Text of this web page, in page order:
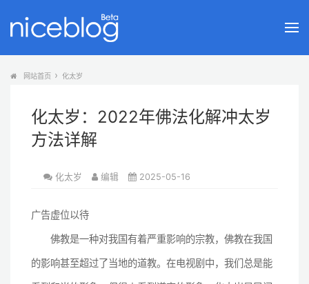
网站首页 化太岁
化太岁：2022年佛法化解冲太岁
方法详解
化太岁 编辑 2025-05-16
广告虚位以待
佛教是一种对我国有着严重影响的宗教，佛教在我国
的影响甚至超过了当地的道教。在电视剧中，我们总是能